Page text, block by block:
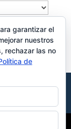
garantizar el
nuestros
rechazar las no
de